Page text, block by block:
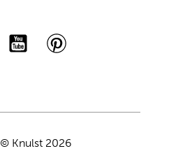
© Knulst 2026